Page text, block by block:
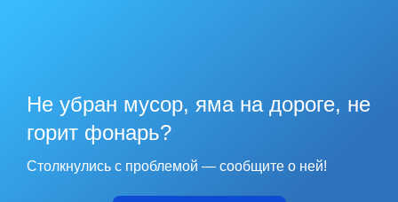
Не убран мусор, яма на дороге, не
горит фонарь?
Столкнулись с проблемой — сообщите о ней!